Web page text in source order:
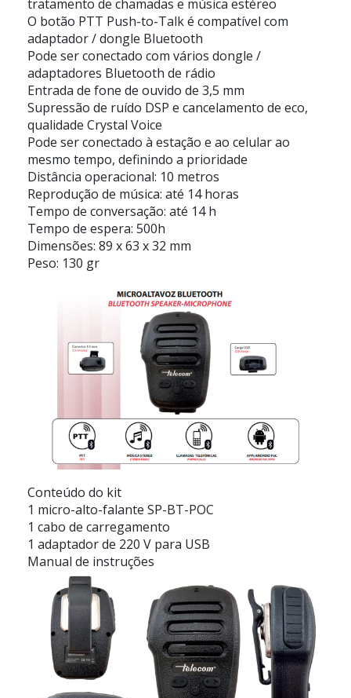
tratamento de chamadas e música estéreo
O botão PTT Push-to-Talk é compatível com
adaptador / dongle Bluetooth
Pode ser conectado com vários dongle /
adaptadores Bluetooth de rádio
Entrada de fone de ouvido de 3,5 mm
Supressão de ruído DSP e cancelamento de eco,
qualidade Crystal Voice
Pode ser conectado à estação e ao celular ao
mesmo tempo, definindo a prioridade
Distância operacional: 10 metros
Reprodução de música: até 14 horas
Tempo de conversação: até 14 h
Tempo de espera: 500h
Dimensões: 89 x 63 x 32 mm
Peso: 130 gr
Conteúdo do kit
1 micro-alto-falante SP-BT-POC
1 cabo de carregamento
1 adaptador de 220 V para USB
Manual de instruções